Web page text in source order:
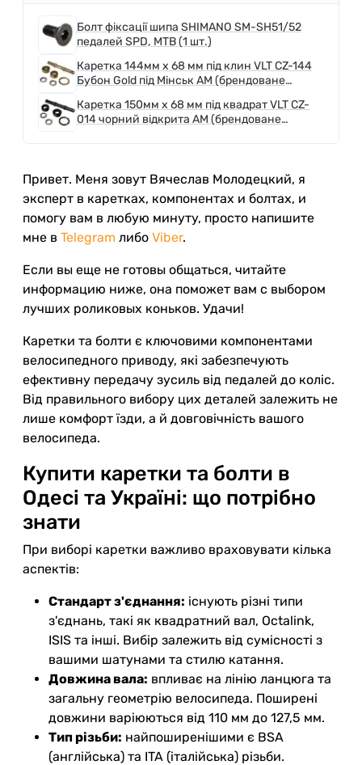
Болт фіксації шипа SHIMANO SM-SH51/52
педалей SPD, MTB (1 шт.)
Каретка 144мм x 68 мм під клин VLT CZ-144
Бубон Gold під Мінськ AM (брендоване
Каретка 150мм x 68 мм під квадрат VLT CZ-
014 чорний відкрита AM (брендоване
Привет. Меня зовут Вячеслав Молодецкий, я
эксперт в каретках, компонентах и болтах, и
помогу вам в любую минуту, просто напишите
мне в Telegram либо Viber.
Если вы еще не готовы общаться, читайте
информацию ниже, она поможет вам с выбором
лучших роликовых коньков. Удачи!
Каретки та болти є ключовими компонентами
велосипедного приводу, які забезпечують
ефективну передачу зусиль від педалей до коліс.
Від правильного вибору цих деталей залежить не
лише комфорт їзди, а й довговічність вашого
велосипеда.
Купити каретки та болти в
Одесі та Україні: що потрібно
знати
При виборі каретки важливо враховувати кілька
аспектів:
Стандарт з'єднання: існують різні типи
з'єднань, такі як квадратний вал, Octalink,
ISIS та інші. Вибір залежить від сумісності з
вашими шатунами та стилю катання.
Довжина вала: впливає на лінію ланцюга та
загальну геометрію велосипеда. Поширені
довжини варіюються від 110 мм до 127,5 мм.
Тип різьби: найпоширенішими є BSA
(англійська) та ITA (італійська) різьби.